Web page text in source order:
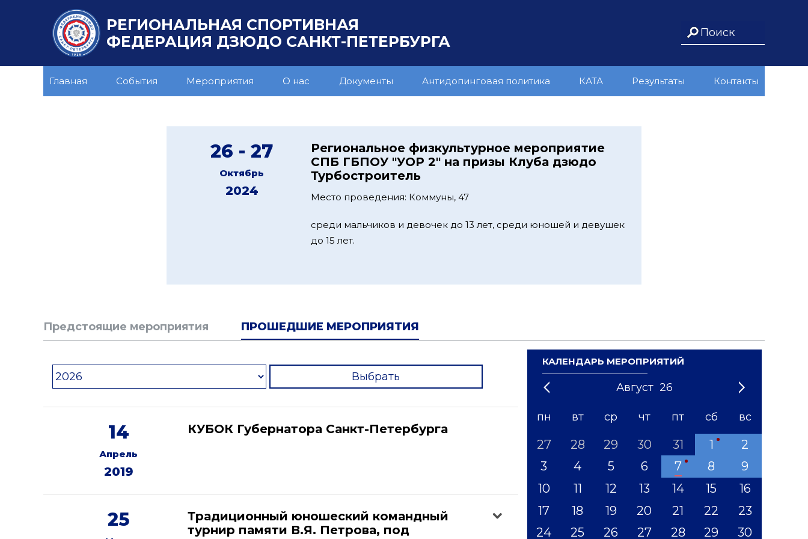
РЕГИОНАЛЬНАЯ СПОРТИВНАЯ
ФЕДЕРАЦИЯ ДЗЮДО САНКТ-ПЕТЕРБУРГА
Главная События Мероприятия О нас Документы Антидопинговая политика КАТА Результаты Контакты
26 - 27
Октябрь
2024
Региональное физкультурное мероприятие
СПБ ГБПОУ "УОР 2" на призы Клуба дзюдо
Турбостроитель
Место проведения: Коммуны, 47
среди мальчиков и девочек до 13 лет, среди юношей и девушек
до 15 лет.
Предстоящие мероприятия ПРОШЕДШИЕ МЕРОПРИЯТИЯ
Выбрать
14
Апрель
2019
КУБОК Губернатора Санкт-Петербурга
25
Традиционный юношеский командный
турнир памяти В.Я. Петрова, под
КАЛЕНДАРЬ МЕРОПРИЯТИЙ
Август 26
1 3 5 8 10 12
'21 '23 '24 '25 '26 '27 '28 '29 '31
пн вт ср чт пт сб вс
27 28 29 30 31 1
2
3
4 5 6 7 8
9
10
11 12 13 14 15
16
17
18 19 20 21 22
23
24
25 26 27 28 29
30